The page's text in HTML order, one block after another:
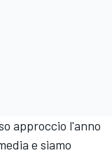
approccio l'anno
e siamo